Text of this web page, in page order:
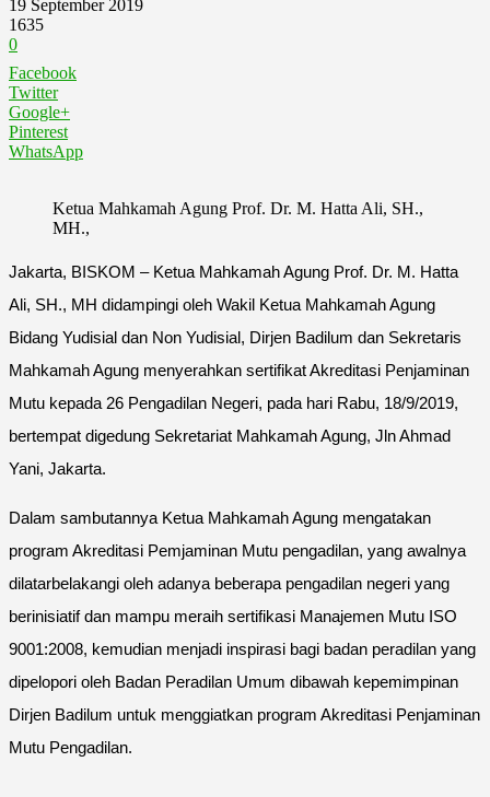
19 September 2019
1635
0
Facebook
Twitter
Google+
Pinterest
WhatsApp
Ketua Mahkamah Agung Prof. Dr. M. Hatta Ali, SH.,
MH.,
Jakarta, BISKOM – Ketua Mahkamah Agung Prof. Dr. M. Hatta
Ali, SH., MH didampingi oleh Wakil Ketua Mahkamah Agung
Bidang Yudisial dan Non Yudisial, Dirjen Badilum dan Sekretaris
Mahkamah Agung menyerahkan sertifikat Akreditasi Penjaminan
Mutu kepada 26 Pengadilan Negeri, pada hari Rabu, 18/9/2019,
bertempat digedung Sekretariat Mahkamah Agung, Jln Ahmad
Yani, Jakarta.
Dalam sambutannya Ketua Mahkamah Agung mengatakan
program Akreditasi Pemjaminan Mutu pengadilan, yang awalnya
dilatarbelakangi oleh adanya beberapa pengadilan negeri yang
berinisiatif dan mampu meraih sertifikasi Manajemen Mutu ISO
9001:2008, kemudian menjadi inspirasi bagi badan peradilan yang
dipelopori oleh Badan Peradilan Umum dibawah kepemimpinan
Dirjen Badilum untuk menggiatkan program Akreditasi Penjaminan
Mutu Pengadilan.